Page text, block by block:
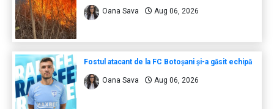
Oana Sava Aug 06, 2026
Fostul atacant de la FC Botoșani și-a găsit echipă
Oana Sava Aug 06, 2026